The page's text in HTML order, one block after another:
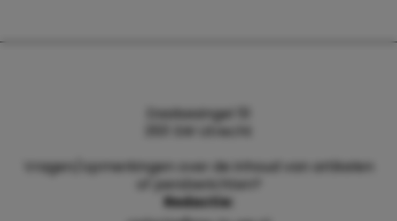
Daalsesingel 51
3511 SW Utrecht
Vragen/opmerkingen over de inhoud van artikelen
of persberichten?
Redactie: